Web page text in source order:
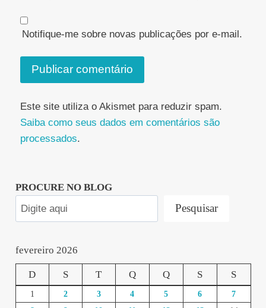
Notifique-me sobre novas publicações por e-mail.
Este site utiliza o Akismet para reduzir spam.
Saiba como seus dados em comentários são
processados.
PROCURE NO BLOG
Pesquisar
fevereiro 2026
D S T Q Q S S
1 2 3 4 5 6
7